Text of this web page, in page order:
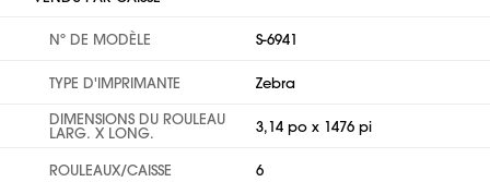
Nº DE MODÈLE S-6941
TYPE D'IMPRIMANTE
Zebra
DIMENSIONS DU ROULEAU
LARG. X LONG. 3,14 po x 1476 pi
ROULEAUX/CAISSE 6